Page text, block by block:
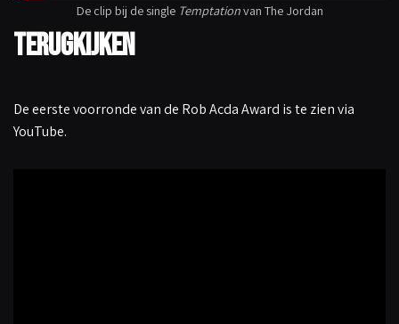
De clip bij de single Temptationvan The Jordan
Terugkijken
De eerste voorronde van de Rob Acda Award is te zien via
YouTube.